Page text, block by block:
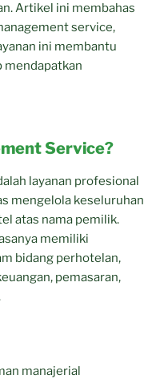
Artikel ini membahas
service,
ini membantu
mendapatkan
Service?
layanan profesional
mengelola keseluruhan
atas nama pemilik.
memiliki
bidang perhotelan,
pemasaran,
manajerial